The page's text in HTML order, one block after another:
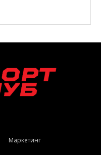
Маркетинг